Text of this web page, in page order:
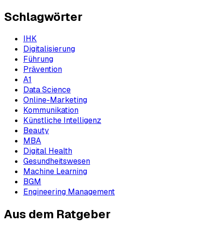
Schlagwörter
IHK
Digitalisierung
Führung
Prävention
A1
Data Science
Online-Marketing
Kommunikation
Künstliche Intelligenz
Beauty
MBA
Digital Health
Gesundheitswesen
Machine Learning
BGM
Engineering Management
Aus dem Ratgeber